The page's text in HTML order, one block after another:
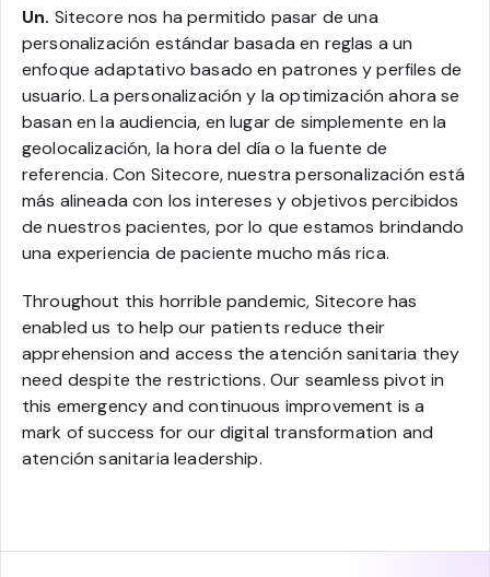
Un. Sitecore nos ha permitido pasar de una
personalización estándar basada en reglas a un
enfoque adaptativo basado en patrones y perfiles de
usuario. La personalización y la optimización ahora se
basan en la audiencia, en lugar de simplemente en la
geolocalización, la hora del día o la fuente de
referencia. Con Sitecore, nuestra personalización está
más alineada con los intereses y objetivos percibidos
de nuestros pacientes, por lo que estamos brindando
una experiencia de paciente mucho más rica.
Throughout this horrible pandemic, Sitecore has
enabled us to help our patients reduce their
apprehension and access the atención sanitaria they
need despite the restrictions. Our seamless pivot in
this emergency and continuous improvement is a
mark of success for our digital transformation and
atención sanitaria leadership.